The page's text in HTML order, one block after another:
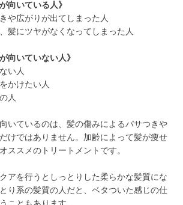
向いている人》
や広がりが出てしまった人
髪にツヤがなくなってしまった人
向いていない人》
い人
かけたい人
人
いているのは、髪の傷みによるパサつきや
けではありません。加齢によって髪が痩せ
ススメのトリートメントです。
アを行うとしっとりした柔らかな髪質にな
り系の髪質の人だと、ベタついた感じの仕